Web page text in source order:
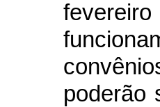
poderão